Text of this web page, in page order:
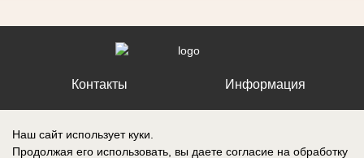
Контакты Информация
Наш сайт использует куки.
Продолжая его использовать, вы даете согласие на обработку